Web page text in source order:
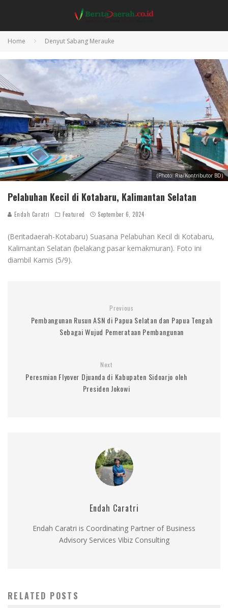
Home Denyut Sabang Merauke
(Photo: Ria/Kontributor BD)
Pelabuhan Kecil di Kotabaru, Kalimantan Selatan
Endah Caratri Featured September 6, 2024
(Beritadaerah-Kotabaru) Suasana Pelabuhan Kecil di Kotabaru,
Kalimantan Selatan (belakang pasar kemakmuran). Foto ini
diambil Kamis (5/9).
Previous
Pembangunan Rusun ASN di Papua Selatan dan Papua Tengah
Sebagai Wujud Pemerataan Pembangunan
Next
Peresmian Flyover Djuanda di Kabupaten Sidoarjo oleh
Presiden Jokowi
Endah Caratri
Endah Caratri is Coordinating Partner of Business
Advisory Services Vibiz Consulting
RELATED POSTS